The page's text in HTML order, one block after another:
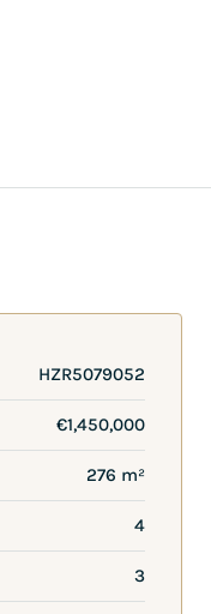
HZR5079052
€1,450,000
276 m²
4
3